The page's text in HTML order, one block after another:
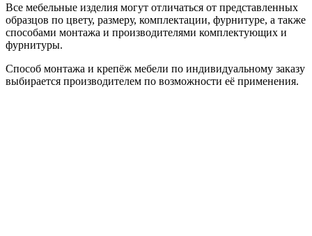
Все мебельные изделия могут отличаться от представленных
образцов по цвету, размеру, комплектации, фурнитуре, а также
способами монтажа и производителями комплектующих и
фурнитуры.
Способ монтажа и крепёж мебели по индивидуальному заказу
выбирается производителем по возможности её применения.